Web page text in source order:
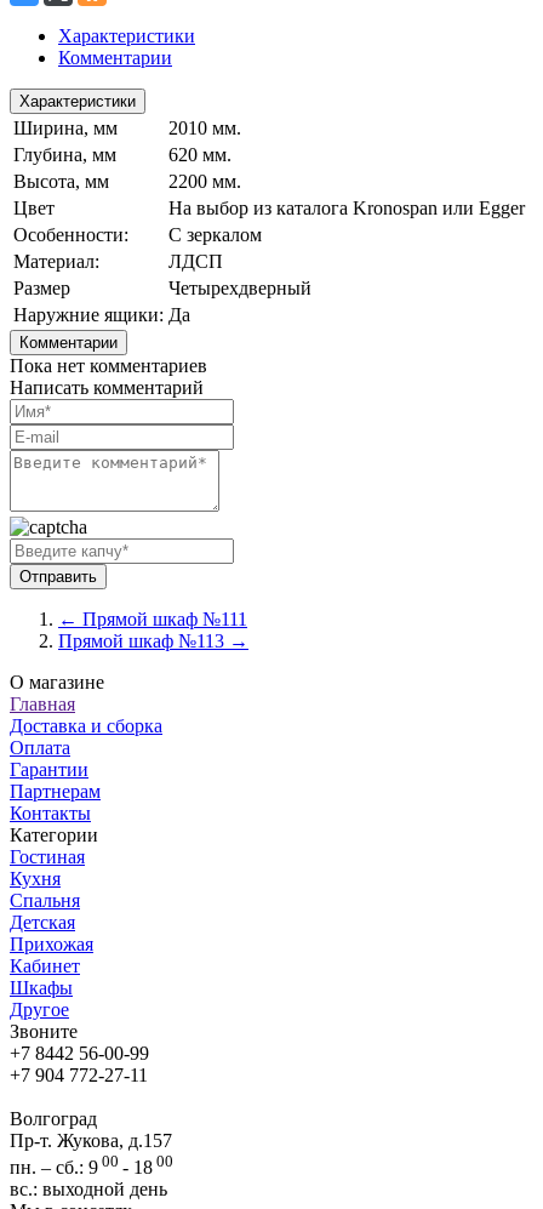
Характеристики
Комментарии
Характеристики
Ширина, мм
2010 мм.
Глубина, мм
620 мм.
Высота, мм
2200 мм.
Цвет
На выбор из каталога Kronospan или Egger
Особенности:
С зеркалом
Материал:
ЛДСП
Размер
Четырехдверный
Наружние ящики: Да
Комментарии
Пока нет комментариев
Написать комментарий
← Прямой шкаф №111
Прямой шкаф №113 →
О магазине
Главная
Доставка и сборка
Оплата
Гарантии
Партнерам
Контакты
Категории
Гостиная
Кухня
Спальня
Детская
Прихожая
Кабинет
Шкафы
Другое
Звоните
+7 8442 56-00-99
+7 904 772-27-11
Волгоград
Пр-т. Жукова, д.157
пн. – сб.: 9 00 - 18 00
вс.: выходной день